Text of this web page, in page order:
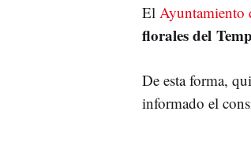
El Ayuntamiento
florales del
De esta forma,
informado el